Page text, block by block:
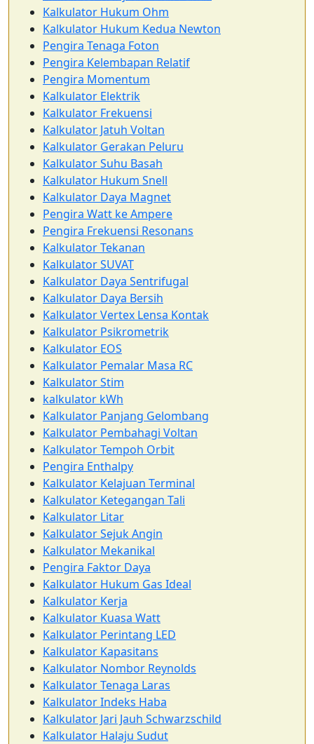
Kalkulator Hukum Ohm
Kalkulator Hukum Kedua Newton
Pengira Tenaga Foton
Pengira Kelembapan Relatif
Pengira Momentum
Kalkulator Elektrik
Kalkulator Frekuensi
Kalkulator Jatuh Voltan
Kalkulator Gerakan Peluru
Kalkulator Suhu Basah
Kalkulator Hukum Snell
Kalkulator Daya Magnet
Pengira Watt ke Ampere
Pengira Frekuensi Resonans
Kalkulator Tekanan
Kalkulator SUVAT
Kalkulator Daya Sentrifugal
Kalkulator Daya Bersih
Kalkulator Vertex Lensa Kontak
Kalkulator Psikrometrik
Kalkulator EOS
Kalkulator Pemalar Masa RC
Kalkulator Stim
kalkulator kWh
Kalkulator Panjang Gelombang
Kalkulator Pembahagi Voltan
Kalkulator Tempoh Orbit
Pengira Enthalpy
Kalkulator Kelajuan Terminal
Kalkulator Ketegangan Tali
Kalkulator Litar
Kalkulator Sejuk Angin
Kalkulator Mekanikal
Pengira Faktor Daya
Kalkulator Hukum Gas Ideal
Kalkulator Kerja
Kalkulator Kuasa Watt
Kalkulator Perintang LED
Kalkulator Kapasitans
Kalkulator Nombor Reynolds
Kalkulator Tenaga Laras
Kalkulator Indeks Haba
Kalkulator Jari Jauh Schwarzschild
Kalkulator Halaju Sudut